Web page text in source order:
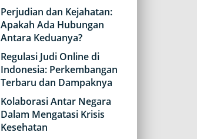
Perjudian dan Kejahatan:
Apakah Ada Hubungan
Antara Keduanya?
Regulasi Judi Online di
Indonesia: Perkembangan
Terbaru dan Dampaknya
Kolaborasi Antar Negara
Dalam Mengatasi Krisis
Kesehatan